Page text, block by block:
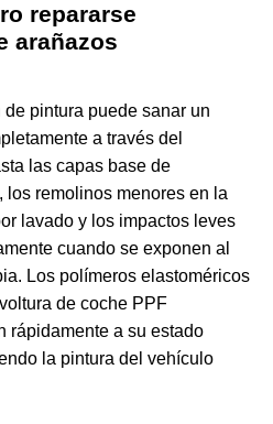
repararse
arañazos
pintura puede sanar un
a través del
las capas base de
los remolinos menores en la
lavado y los impactos leves
cuando se exponen al
Los polímeros elastoméricos
de coche PPF
rápidamente a su estado
la pintura del vehículo